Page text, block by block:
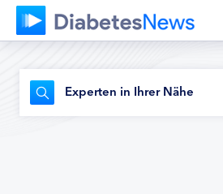
Experten in Ihrer Nähe